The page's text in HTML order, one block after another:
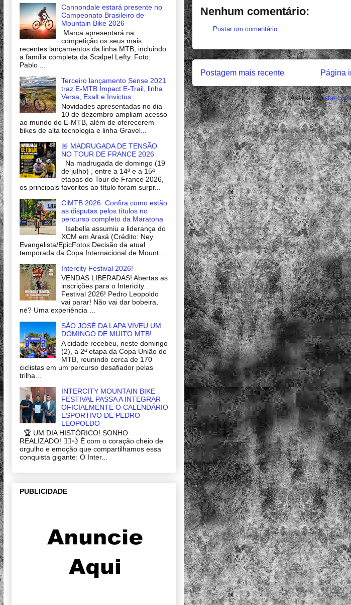
Nenhum comentário:
Postar um comentário
Postagem mais recente Página
Assinar:Postar
Cannondale estará presente no
Campeonato Brasileiro de
Mountain Bike 2026
Marca apresentará na
competição os seus mais
recentes lançamentos da linha MTB, incluindo
a família completa da Scalpel Lefty. Foto:
Pablo ...
Terceiro lançamento Sense 2021
traz E-MTB Impact E-Trail, linha
Versa, Exalt e Invictus
Novidades apresentadas no dia
10 de dezembro ampliam acesso
ao mundo do E-MTB, além de oferecerem
bikes de alta tecnologia e linha Gravel...
🚨 MADRUGADA DE TENSÃO
NO TOUR DE FRANCE 2026
Na madrugada de domingo (19
de julho) , entre a 14ª e a 15ª
etapas do Tour de France 2026,
os principais favoritos ao título foram surpr...
CiMTB 2026: Confira como estão
as disputas pelos títulos no
percurso completo da Maratona
Isabella assumiu a liderança do
XCM em Araxá (Crédito: Ney
Evangelista/EpicFotos Decisão da atual
temporada da Copa Internacional de Mount...
Intercity Festival 2026!
VENDAS LIBERADAS! Abertas as
inscrições para o Intericity
Festival 2026! Pedro Leopoldo
vai parar! Não vai dar bobeira,
né? Uma experiência ...
SÃO JOSÉ DA LAPA VIVEU UM
DOMINGO DE MUITO MTB!
A cidade recebeu, neste domingo
(2), a 2ª etapa da Copa União de
MTB, reunindo cerca de 170
ciclistas em um percurso desafiador pelas
trilha...
INTERCITY MOUNTAIN BIKE
FESTIVAL PASSA A INTEGRAR
OFICIALMENTE O CALENDÁRIO
ESPORTIVO DE PEDRO
LEOPOLDO
🏆 UM DIA HISTÓRICO! SONHO
REALIZADO! 🚴‍♂️💨 É com o coração cheio de
orgulho e emoção que compartilhamos essa
conquista gigante: O Inter...
PUBLICIDADE